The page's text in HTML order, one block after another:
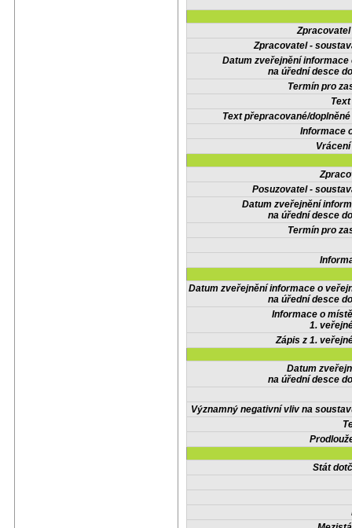
Zpracovatel -
Datum zveřejnění informace
na úřední desce
Termín pro
Text přepracované/
Informace
Posuzovatel -
Datum zveřejnění
na úřední desce
Termín pro
Datum zveřejnění informace o
na úřední desce
Informace o
1.
Zápis z 1.
Datum
na úřední desce
Významný negativní vliv na
Stát